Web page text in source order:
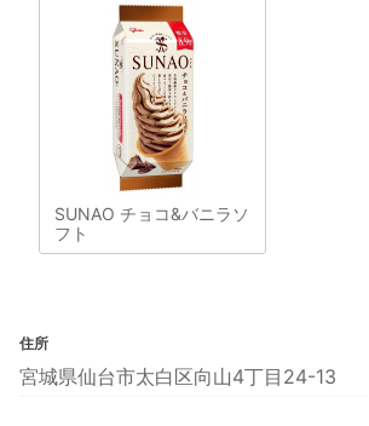
SUNAO チョコ&バニラソ
フト
住所
宮城県仙台市太白区向山4丁目24-13